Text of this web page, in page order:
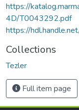
https://
4D/T0043292.pdf
https://
Collections
Tezler
Full item page